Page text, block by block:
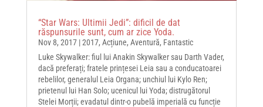
“Star Wars: Ultimii Jedi”: dificil de dat
răspunsurile sunt, cum ar zice Yoda.
Nov 8, 2017|2017, Acțiune, Aventură, Fantastic
Luke Skywalker: fiul lui Anakin Skywalker sau Darth Vader,
dacă preferați; fratele prințesei Leia sau a conducatoarei
rebelilor, generalul Leia Organa; unchiul lui Kylo Ren;
prietenul lui Han Solo; ucenicul lui Yoda; distrugătorul
Stelei Morții; evadatul dintr-o pubelă imperială cu funcție